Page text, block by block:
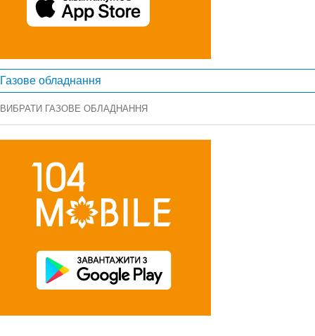
Газове обладнання
ВИБРАТИ ГАЗОВЕ ОБЛАДНАННЯ